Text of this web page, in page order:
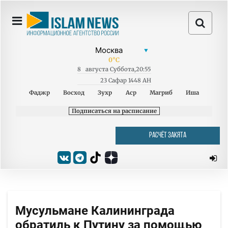
0°C
8 августа Суббота,20:55
23 Сафар 1448 AH
Фаджр
Восход Зухр Аср Магриб Иша
Подписаться на расписание
РАСЧЁТ ЗАКЯТА
Мусульмане Калининграда
обратиль к Путину за помощью